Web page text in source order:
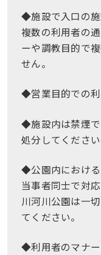
◆施設で入口の
複数の利用者の
ーや調教目的で
せん。
◆営業目的での利
◆施設内は禁煙で
処分してください
◆公園内における
当事者同士で対
川河川公園は一
てください。
◆利用者のマナ